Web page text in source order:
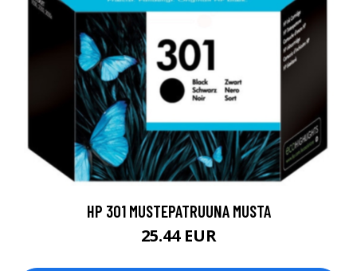
HP 301 MUSTEPATRUUNA MUSTA
25.44 EUR